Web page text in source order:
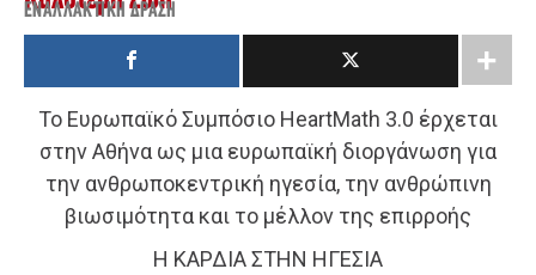
ΕΝΑΛΛΑΚΤΙΚΉ ΔΡΆΣΗ
Το Ευρωπαϊκό Συμπόσιο HeartMath 3.0 έρχεται
στην Αθήνα ως μια ευρωπαϊκή διοργάνωση για
την ανθρωποκεντρική ηγεσία, την ανθρώπινη
βιωσιμότητα και το μέλλον της επιρροής
Η ΚΑΡΔΙΑ ΣΤΗΝ ΗΓΕΣΙΑ